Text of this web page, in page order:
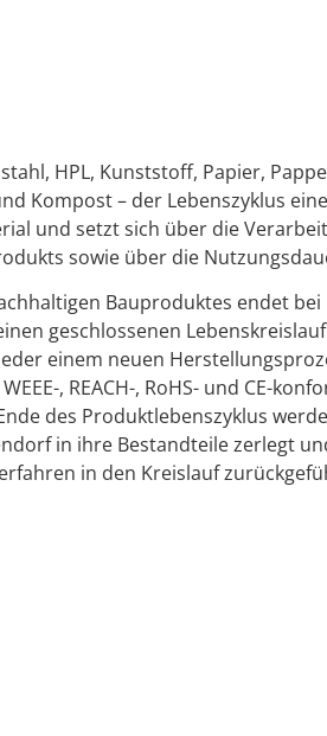
HPL, Kunststoff, Papier,
Kompost – der Lebenszyklus
und setzt sich über die
sowie über die
Bauproduktes endet
geschlossenen
einem neuen
, REACH-, RoHS- und CE-
des Produktlebenszyklus
in ihre Bestandteile zerlegt
in den Kreislauf